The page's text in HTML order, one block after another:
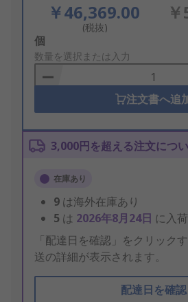
￥46,369.00
(税抜)
Add
to
Basket
個
数量を選択または入力
注文書へ追
3,000円を超える注文につ
在庫あり
9 は海外在庫あり
5 は 2026年8月24日 に入
「配達日を確認」をクリック
送の詳細が表示されます。
配達日を確認